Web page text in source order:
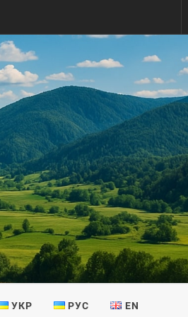
УКР РУС EN